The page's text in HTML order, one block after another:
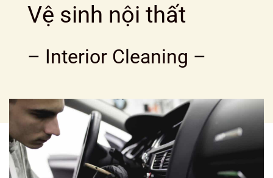
Vệ sinh nội thất
– Interior Cleaning –